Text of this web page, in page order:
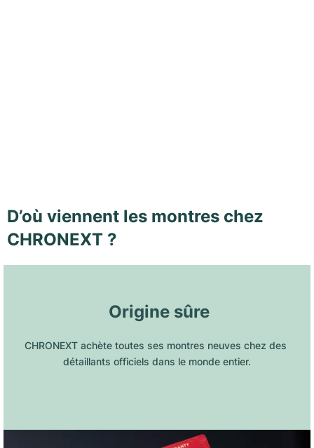
D’où viennent les montres chez
CHRONEXT ?
Origine sûre
CHRONEXT achète toutes ses montres neuves chez des
détaillants officiels dans le monde entier.